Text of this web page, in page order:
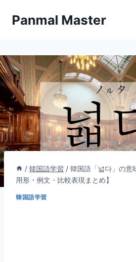
キ
ッ
プ
Panmal Master
/ 韓国語学習 / 韓国語「넓다」の意
用形・例文・比較表現まとめ】
韓国語学習